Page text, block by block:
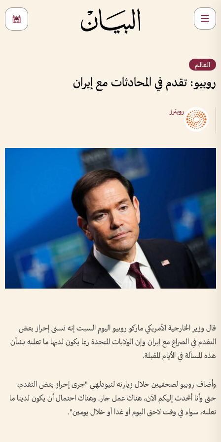
العالم
روبيو: تقدم في المحادثات مع إيران
رويترز
قال ‌وزير ​الخارجية الأمريكي ماركو روبيو اليوم السبت إنه تسنى إحراز ⁠بعض
التقدم في الصراع مع إيران وإن ‌الولايات المتحدة ربما يكون ‌لديها ما تعلنه بشأن
‌هذه المسألة ‌في الأيام ‌المقبلة.
وأضاف روبيو لصحفيين ​خلال زيارته ‌لنيودلهي "جرى ​إحراز ⁠بعض التقدم،
حتى وأنا أتحدث ​إليكم ⁠الآن، هناك ⁠عمل جار. وهناك ⁠احتمال أن يكون لدينا ما
نعلنه، سواء في وقت لاحق ‌اليوم أو غدا ​أو خلال يومين".